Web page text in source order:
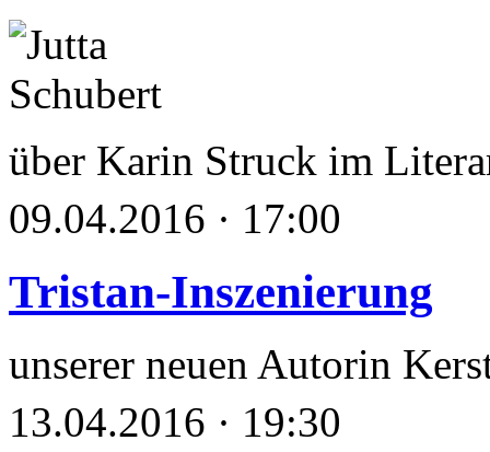
über Karin Struck im
09.04.2016 · 17:00
Tristan-Inszenierung
unserer neuen Autorin
13.04.2016 · 19:30